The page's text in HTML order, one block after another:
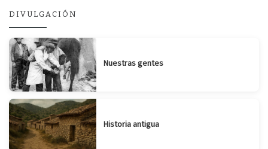
DIVULGACIÓN
Nuestras gentes
Historia antigua